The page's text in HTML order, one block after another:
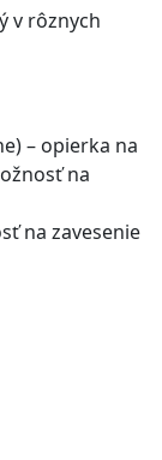
v rôznych
– opierka na
na
na zavesenie